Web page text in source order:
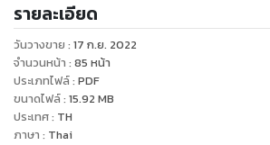
รายละเอียด
วันวางขาย : 17 ก.ย. 2022
จำนวนหน้า : 85 หน้า
ประเภทไฟล์: PDF
ขนาดไฟล์: 15.92 MB
ประเทศ: TH
ภาษา : Thai